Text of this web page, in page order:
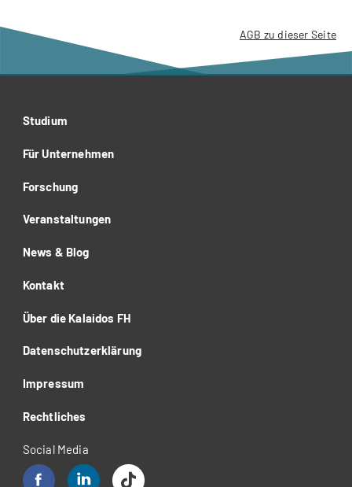
AGB zu dieser Seite
Studium
Für Unternehmen
Forschung
Veranstaltungen
News & Blog
Kontakt
Über die Kalaidos FH
Datenschutzerklärung
Impressum
Rechtliches
Social Media